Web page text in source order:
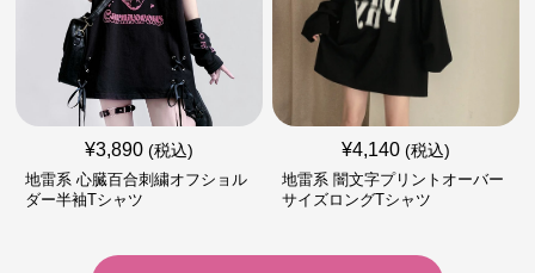
¥3,890 (税込)
地雷系 心臓百合刺繍オフショル
ダー半袖Tシャツ
¥4,140 (税込)
地雷系 闇文字プリントオーバー
サイズロングTシャツ